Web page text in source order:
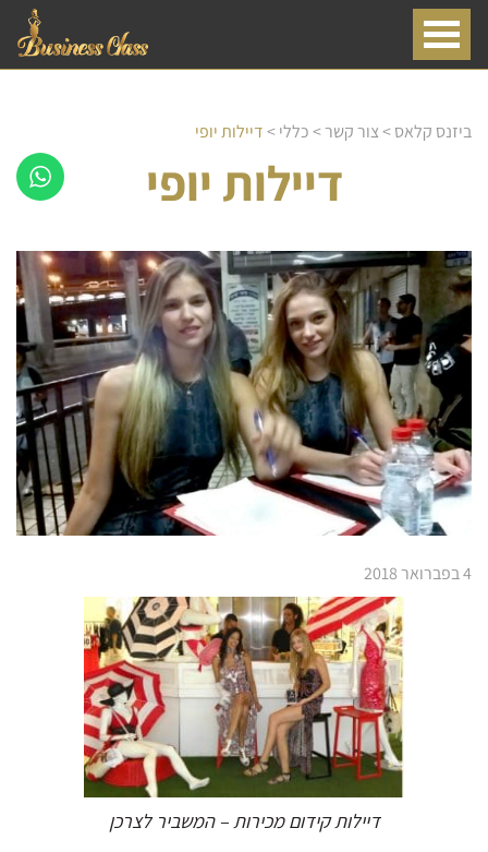
ביזנס קלאס>צור קשר>כללי>דיילות יופי
דיילות יופי
4 בפברואר 2018
דיילות קידום מכירות – המשביר לצרכן